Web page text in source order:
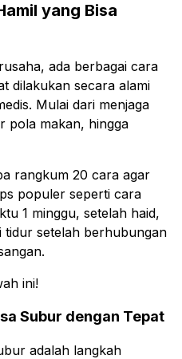
yang Bisa
ada berbagai cara
dilakukan secara alami
Mulai dari menjaga
pola makan, hingga
rangkum 20 cara agar
populer seperti cara
1 minggu, setelah haid,
tidur setelah berhubungan
ini!
Subur dengan Tepat
adalah langkah